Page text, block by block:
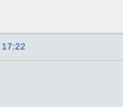
17:22